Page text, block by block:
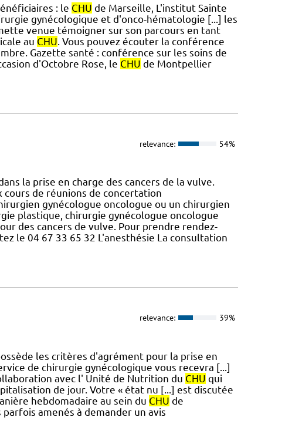
: le CHU de Marseille, L'institut Sainte
gynécologique et d'onco-hématologie [...] les
venue témoigner sur son parcours en tant
au CHU. Vous pouvez écouter la conférence
Gazette santé : conférence sur les soins de
d'Octobre Rose, le CHU de Montpellier
relevance: 54%
la prise en charge des cancers de la vulve.
de réunions de concertation
gynécologue oncologue ou un chirurgien
plastique, chirurgie gynécologue oncologue
des cancers de vulve. Pour prendre rendez-
le 04 67 33 65 32 L'anesthésie La consultation
relevance: 39%
les critères d'agrément pour la prise en
de chirurgie gynécologique vous recevra [...]
avec l' Unité de Nutrition du CHU qui
de jour. Votre « état nu [...] est discutée
hebdomadaire au sein du CHU de
amenés à demander un avis